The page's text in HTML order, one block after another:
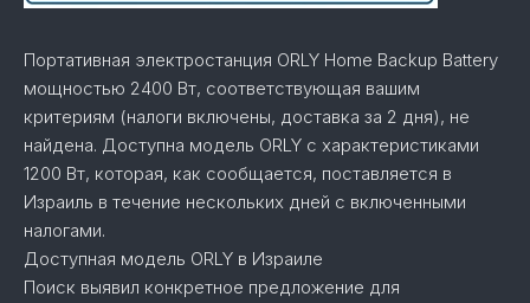
Портативная электростанция ORLY Home Backup Battery
мощностью 2400 Вт, соответствующая вашим
критериям (налоги включены, доставка за 2 дня), не
найдена. Доступна модель ORLY с характеристиками
1200 Вт, которая, как сообщается, поставляется в
Израиль в течение нескольких дней с включенными
налогами.
Доступная модель ORLY в Израиле
Поиск выявил конкретное предложение для